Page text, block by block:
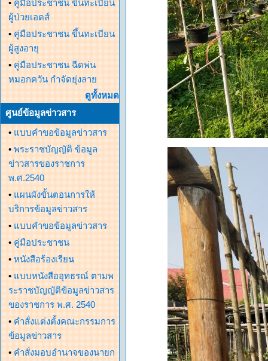
• คู่มือประชาชน ขึ้นทะเบียน
ผู้ป่วยเอดส์
• คู่มือประชาชน ขึ้นทะเบียน
ผู้สูงอายุ
• คู่มือประชาชน ฉีดพ่น
หมอกควัน กำจัดยุ่งลาย
ดูทั้งหมด
ศูนย์ข้อมูลข่าวสาร
• แบบคำขอข้อมูลข่าวสาร
• พระราชบัญญัติ ข้อมูล
ข่าวสารของราชการ
พ.ศ.2540
• แผนผังขั้นตอนการให้
บริการข้อมูลข่าวสาร
• แบบคำขอข้อมูลข่าวสาร
• คู่มือประชาชน
• หนังสือร้องเรียน
• แบบหนังสืออุทธรณ์ ตามพ
ระราชบัญญัติข้อมูลข่าวสาร
ของราชการ พ.ศ. 2540
• คำสั่งแต่งตั้งคณะกรรมการ
ข้อมูลข่าวสาร
• คำสั่งมอบอำนาจของนายก